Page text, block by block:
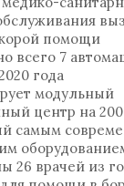
помощи
всего 7
года
модульный
центр на 200
самым
26 врачей из